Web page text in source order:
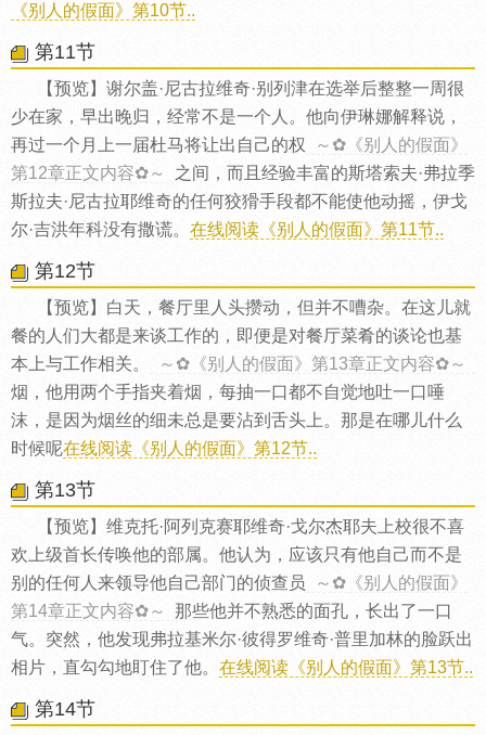
《别人的假面》第10节..
第11节
【预览】谢尔盖·尼古拉维奇·别列津在选举后整整一周很
少在家，早出晚归，经常不是一个人。他向伊琳娜解释说，
再过一个月上一届杜马将让出自己的权
～✿《别人的假面》
第12章正文内容✿～
之间，而且经验丰富的斯塔索夫·弗拉季
斯拉夫·尼古拉耶维奇的任何狡猾手段都不能使他动摇，伊戈
尔·吉洪年科没有撒谎。 在线阅读《别人的假面》第11节..
第12节
【预览】白天，餐厅里人头攒动，但并不嘈杂。在这儿就
餐的人们大都是来谈工作的，即便是对餐厅菜肴的谈论也基
本上与工作相关。
～✿《别人的假面》第13章正文内容✿～
烟，他用两个手指夹着烟，每抽一口都不自觉地吐一口唾
沫，是因为烟丝的细未总是要沾到舌头上。那是在哪儿什么
时候呢在线阅读《别人的假面》第12节..
第13节
【预览】维克托·阿列克赛耶维奇·戈尔杰耶夫上校很不喜
欢上级首长传唤他的部属。他认为，应该只有他自己而不是
别的任何人来领导他自己部门的侦查员
～✿《别人的假面》
第14章正文内容✿～
那些他并不熟悉的面孔，长出了一口
气。突然，他发现弗拉基米尔·彼得罗维奇·普里加林的脸跃出
相片，直勾勾地盯住了他。 在线阅读《别人的假面》第13节..
第14节